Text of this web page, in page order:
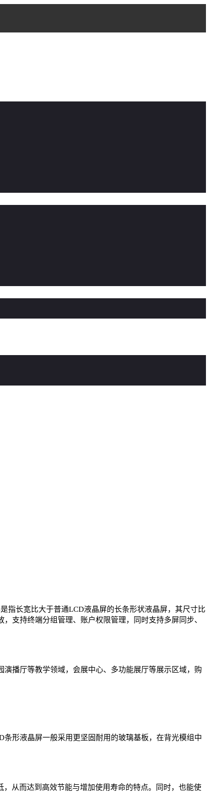
指长宽比大于普通LCD液晶屏的长条形状液晶屏，其尺寸比
支持终端分组管理、账户权限管理，同时支持多屏同步、
播厅等教学领域，会展中心、多功能展厅等展示区域，购
形液晶屏一般采用更坚固耐用的玻璃基板，在背光模组中
从而达到高效节能与增加使用寿命的特点。同时，也能使